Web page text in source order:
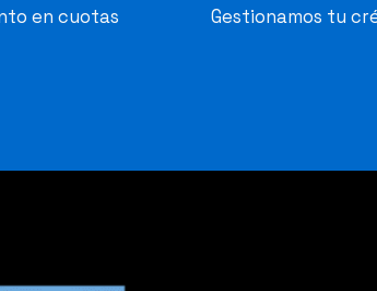
en cuotas
Gestionamos tu